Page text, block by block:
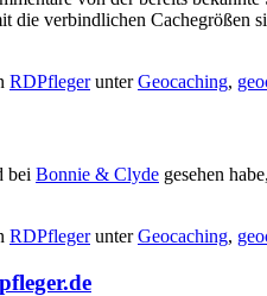
die verbindlichen Cachegrößen
RDPflegerunterGeocaching,
bei Bonnie & Clyde gesehen
RDPflegerunterGeocaching,